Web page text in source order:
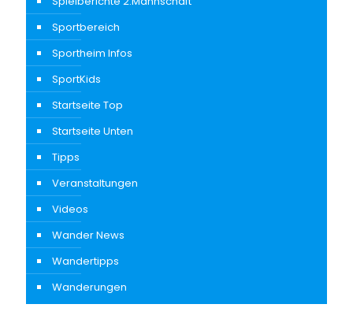
Sportbereich
Sportheim Infos
SportKids
Startseite Top
Startseite Unten
Tipps
Veranstaltungen
Videos
Wander News
Wandertipps
Wanderungen